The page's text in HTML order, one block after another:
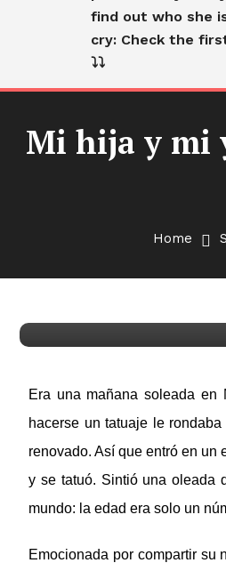
find out who she
cry: Check the
⤵️⤵️
Mi hija y mi
Home
Mi hija y mi
Era una mañana soleada
hacerse un tatuaje le
renovado. Así que entró en
y se tatuó. Sintió una oleada
mundo: la edad era solo un
Emocionada por compartir su